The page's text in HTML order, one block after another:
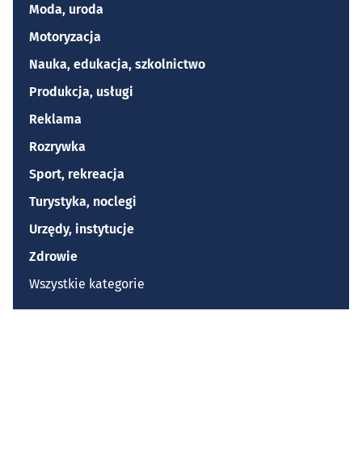
Moda, uroda
Motoryzacja
Nauka, edukacja, szkolnictwo
Produkcja, usługi
Reklama
Rozrywka
Sport, rekreacja
Turystyka, noclegi
Urzędy, instytucje
Zdrowie
Wszystkie kategorie